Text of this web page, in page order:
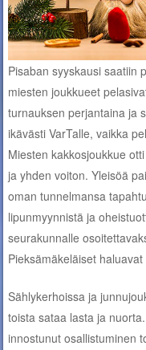
Pisaban syyskausi saatiin
miesten joukkueet
turnauksen perjantaina ja
ikävästi VarTalle, vaikka
Miesten kakkosjoukkue
ja yhden voiton. Yleisöä
oman tunnelmansa
lipunmyynnistä ja
seurakunnalle
Pieksämäkeläiset
Sählykerhoissa ja
toista sataa lasta ja
innostunut osallistuminen